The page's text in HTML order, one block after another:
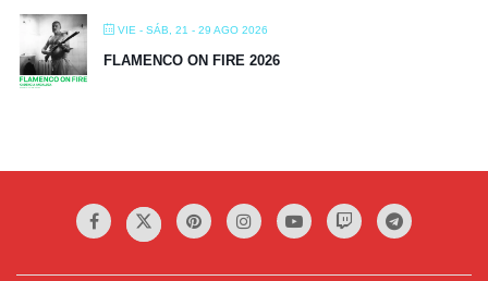
VIE - SÁB, 21 - 29 AGO 2026
FLAMENCO ON FIRE 2026